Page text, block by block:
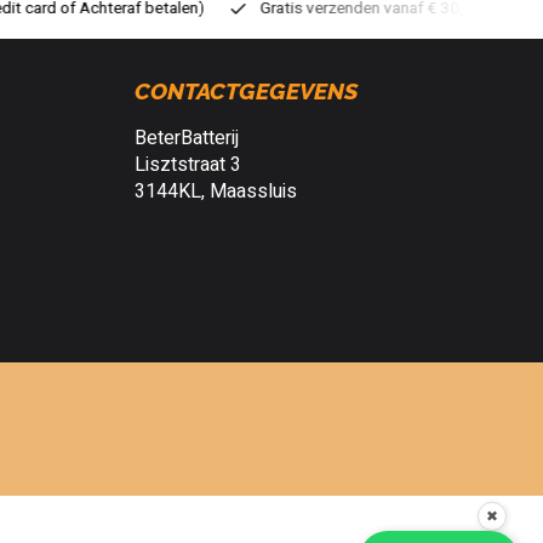
verzenden vanaf € 30,- (NL) Verzendkosten € 2,95 (NL)
CONTACTGEGEVENS
BeterBatterij
Lisztstraat 3
3144KL, Maassluis
✖